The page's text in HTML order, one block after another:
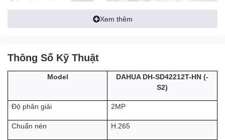
(Dòng sản phẩm nhận
hỗ trợ DWDR, Pan, Titl, tầm quan sát xa trên 100m. Truyền tải tín
hiệu thời gian thực khoảng cách xa, điều khiển qua 1dây cáp
đồng trục duy nhất, tốc độ quay tối đa 400°/s , quay liên tục 360°,
Xem thêm
Thông Số Kỹ Thuật
Model
DAHUA DH-SD42212T-HN (-
S2)
Độ phân giải 2MP
Chuẩn nén H.265